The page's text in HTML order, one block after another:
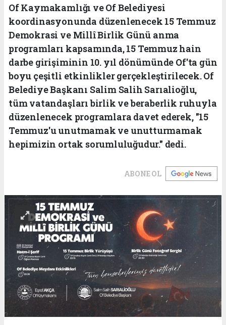
Of Kaymakamlığı ve Of Belediyesi
koordinasyonunda düzenlenecek 15 Temmuz
Demokrasi ve Millî Birlik Günü anma
programları kapsamında, 15 Temmuz hain
darbe girişiminin 10. yıl dönümünde Of'ta gün
boyu çeşitli etkinlikler gerçekleştirilecek. Of
Belediye Başkanı Salim Salih Sarıalioğlu,
tüm vatandaşları birlik ve beraberlik ruhuyla
düzenlenecek programlara davet ederek, "15
Temmuz'u unutmamak ve unutturmamak
hepimizin ortak sorumluluğudur." dedi.
ABONE OL